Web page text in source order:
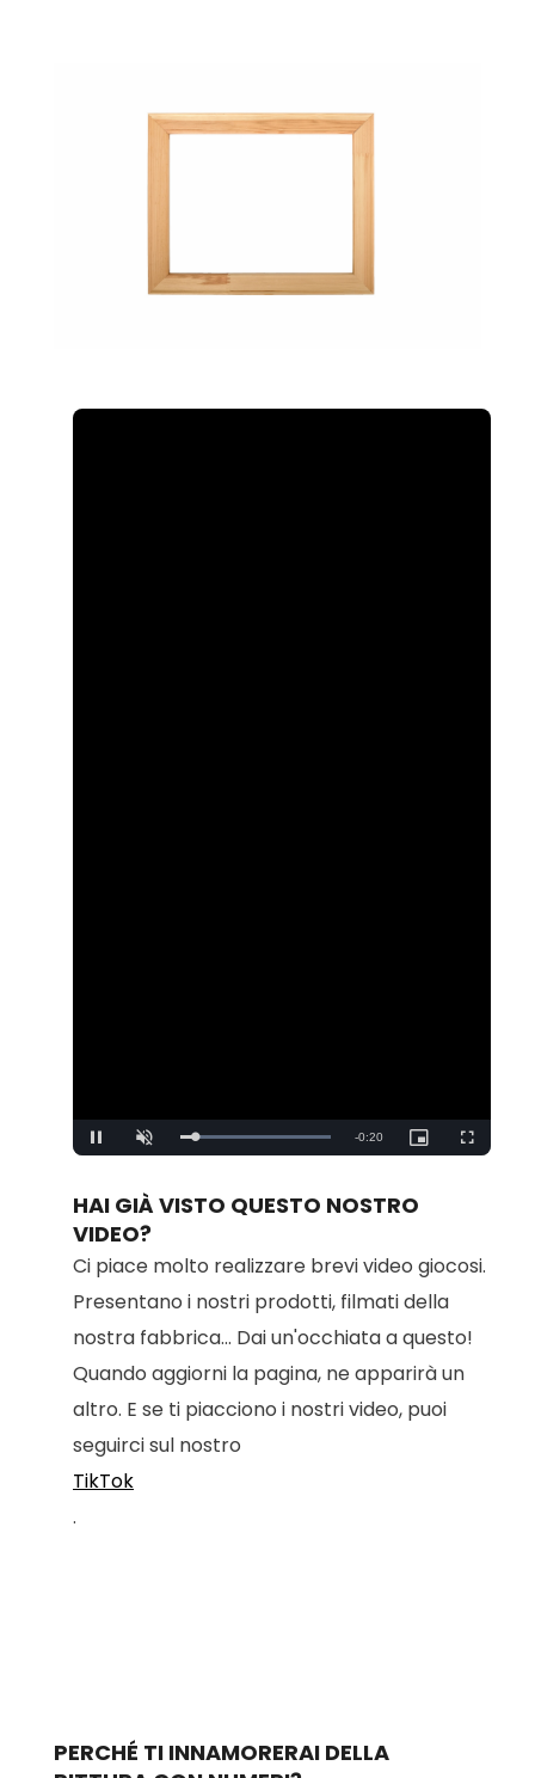
Pause Unmute Loaded:
Remaining
-0:20
Picture-
in-
Fullscreen
HAI GIÀ VISTO QUESTO NOSTRO
VIDEO?
Ci piace molto realizzare brevi video giocosi.
Presentano i nostri prodotti, filmati della
nostra fabbrica... Dai un'occhiata a questo!
Quando aggiorni la pagina, ne apparirà un
altro. E se ti piacciono i nostri video, puoi
seguirci sul nostro
TikTok
.
PERCHÉ TI INNAMORERAI DELLA